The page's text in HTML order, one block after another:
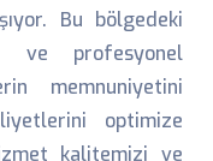
Bu bölgedeki
ve profesyonel
memnuniyetini
optimize
kalitemizi ve